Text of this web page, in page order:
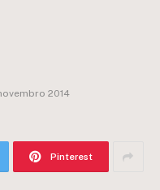
2014
Pinterest